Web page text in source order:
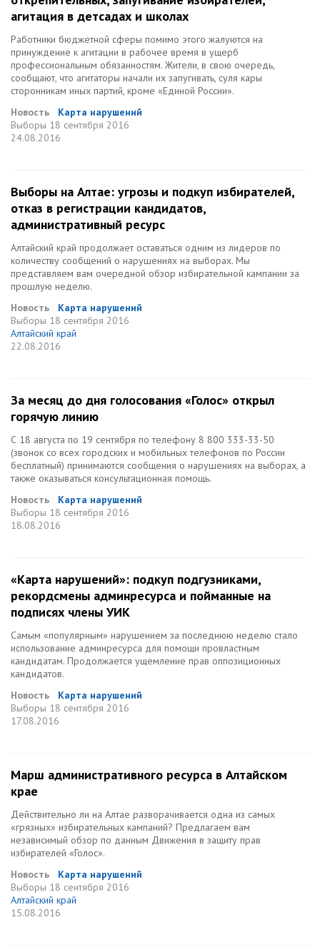
агитация в детсадах и школах
Работники бюджетной сферы помимо этого жалуются на
принуждение к агитации в рабочее время в ущерб
профессиональным обязанностям. Жители, в свою очередь,
сообщают, что агитаторы начали их запугивать, суля кары
сторонникам иных партий, кроме «Единой России».
Новость
Карта нарушений
Выборы 18 сентября 2016
24.08.2016
Выборы на Алтае: угрозы и подкуп избирателей,
отказ в регистрации кандидатов,
административный ресурс
Алтайский край продолжает оставаться одним из лидеров по
количеству сообщений о нарушениях на выборах. Мы
представляем вам очередной обзор избирательной кампании за
прошлую неделю.
Новость
Карта нарушений
Выборы 18 сентября 2016
Алтайский край
22.08.2016
За месяц до дня голосования «Голос» открыл
горячую линию
С 18 августа по 19 сентября по телефону 8 800 333-33-50
(звонок со всех городских и мобильных телефонов по России
бесплатный) принимаются сообщения о нарушениях на выборах, а
также оказываться консультационная помощь.
Новость
Карта нарушений
Выборы 18 сентября 2016
18.08.2016
«Карта нарушений»: подкуп подгузниками,
рекордсмены админресурса и пойманные на
подписях члены УИК
Самым «популярным» нарушением за последнюю неделю стало
использование админресурса для помощи провластным
кандидатам. Продолжается ущемление прав оппозиционных
кандидатов.
Новость
Карта нарушений
Выборы 18 сентября 2016
17.08.2016
Марш административного ресурса в Алтайском
крае
Действительно ли на Алтае разворачивается одна из самых
«грязных» избирательных кампаний? Предлагаем вам
независимый обзор по данным Движения в защиту прав
избирателей «Голос».
Новость
Карта нарушений
Выборы 18 сентября 2016
Алтайский край
15.08.2016